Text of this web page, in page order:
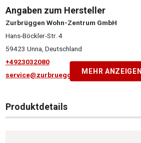
Angaben zum Hersteller
Zurbrüggen Wohn-Zentrum GmbH
Hans-Böckler-Str. 4
59423 Unna, Deutschland
+4923032080
service@zurbrueggen.deMEHR ANZEIGEN
Produktdetails